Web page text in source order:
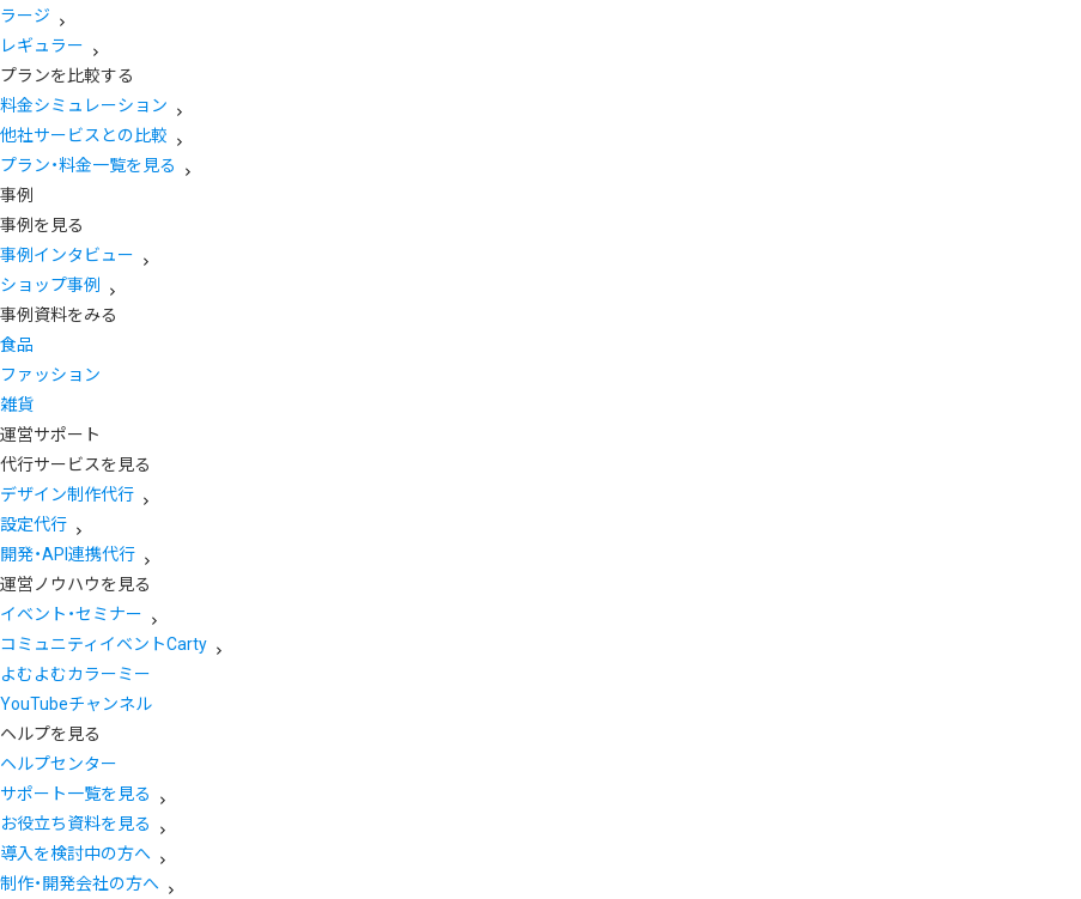
ラージ
レギュラー
プランを比較する
料金シミュレーション
他社サービスとの比較
プラン・料金一覧を見る
事例
事例を見る
事例インタビュー
ショップ事例
事例資料をみる
食品
ファッション
雑貨
運営サポート
代行サービスを見る
デザイン制作代行
設定代行
開発・API連携代行
運営ノウハウを見る
イベント・セミナー
コミュニティイベントCarty
よむよむカラーミー
YouTubeチャンネル
ヘルプを見る
ヘルプセンター
サポート一覧を見る
お役立ち資料を見る
導入を検討中の方へ
制作・開発会社の方へ